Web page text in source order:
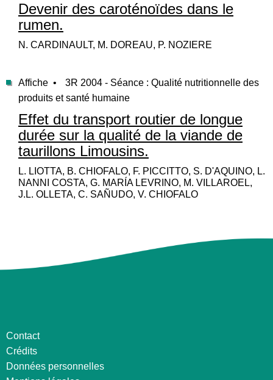
Devenir des caroténoïdes dans le
rumen.
N. CARDINAULT, M. DOREAU, P. NOZIERE
Affiche •
3R 2004 - Séance : Qualité nutritionnelle des
produits et santé humaine
Effet du transport routier de longue
durée sur la qualité de la viande de
taurillons Limousins.
L. LIOTTA, B. CHIOFALO, F. PICCITTO, S. D'AQUINO, L.
NANNI COSTA, G. MARÍA LEVRINO, M. VILLAROEL,
J.L. OLLETA, C. SAÑUDO, V. CHIOFALO
Contact
Crédits
Données personnelles